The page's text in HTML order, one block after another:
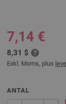
7,14 €
8,31 $
Exkl. Moms, plus
ANTAL